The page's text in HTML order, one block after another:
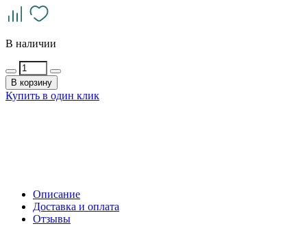
В наличии
В корзину
Купить в один клик
Описание
Доставка и оплата
Отзывы